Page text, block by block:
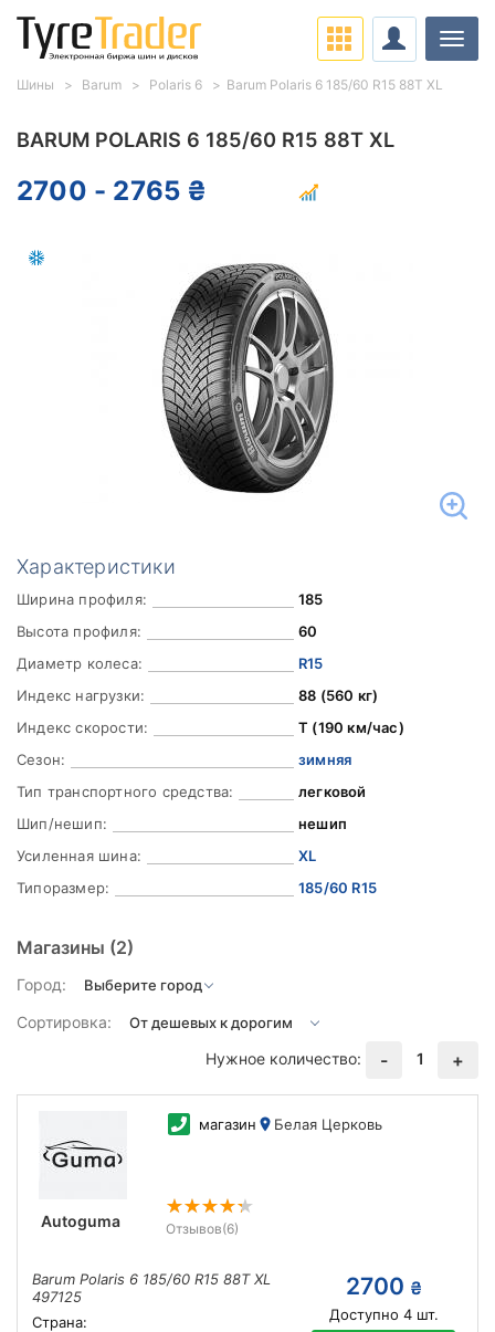
BARUM POLARIS 6 185/60 R15 88T XL
2700 - 2765 ₴
Характеристики
Ширина профиля:
185
Высота профиля:
60
Диаметр колеса:
R15
Индекс нагрузки:
88 (560 кг)
Индекс скорости:
T (190 км/час)
Сезон:
зимняя
Тип транспортного средства:
легковой
Шип/нешип:
нешип
Усиленная шина:
XL
Типоразмер:
185/60 R15
Магазины (2)
Город:
Сортировка:
Нужное количество:
- 1 +
Autoguma
магазин Белая Церковь
Отзывов(6)
Barum Polaris 6 185/60 R15 88T XL
497125
Страна:
2700 ₴
Доступно 4шт.
Шины Barum Polaris 6 Barum Polaris 6 185/60 R15 88T XL